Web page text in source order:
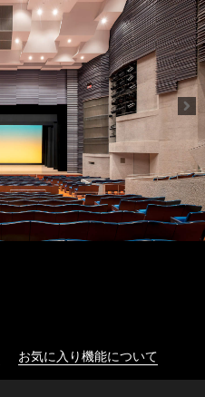
お気に入り機能について